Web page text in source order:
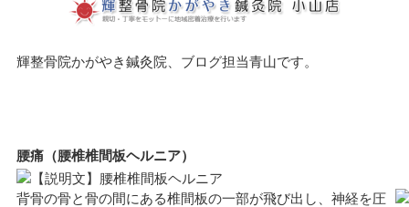
輝整骨院かがやき鍼灸院、ブログ担当青山です。
腰痛（腰椎椎間板ヘルニア）
背骨の骨と骨の間にある椎間板の一部が飛び出し、神経を圧